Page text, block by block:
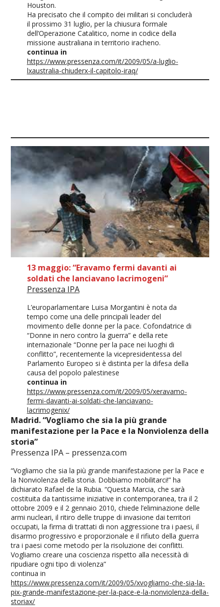
Houston.
Ha precisato che il compito dei militari si concluderà
il prossimo 31 luglio, per la chiusura formale
dell’Operazione Catalitico, nome in codice della
missione australiana in territorio iracheno.
continua in
https://www.pressenza.com/it/2009/05/a-luglio-
lxaustralia-chiuderx-il-capitolo-iraq/
13 maggio: “Eravamo fermi davanti ai
soldati che lanciavano lacrimogeni”
Pressenza IPA
L’europarlamentare Luisa Morgantini è nota da
tempo come una delle principali leader del
movimento delle donne per la pace. Cofondatrice di
“Donne in nero contro la guerra” e della rete
internazionale “Donne per la pace nei luoghi di
conflitto”, recentemente la vicepresidentessa del
Parlamento Europeo si è distinta per la difesa della
causa del popolo palestinese
continua in
https://www.pressenza.com/it/2009/05/xeravamo-
fermi-davanti-ai-soldati-che-lanciavano-
lacrimogenix/
Madrid. “Vogliamo che sia la più grande
manifestazione per la Pace e la Nonviolenza della
storia”
Pressenza IPA – pressenza.com
“Vogliamo che sia la più grande manifestazione per la Pace e
la Nonviolenza della storia. Dobbiamo mobilitarci!” ha
dichiarato Rafael de la Rubia. “Questa Marcia, che sarà
costituita da tantissime iniziative in contemporanea, tra il 2
ottobre 2009 e il 2 gennaio 2010, chiede l’eliminazione delle
armi nucleari, il ritiro delle truppe di invasione dai territori
occupati, la firma di trattati di non aggressione tra i paesi, il
disarmo progressivo e proporzionale e il rifiuto della guerra
tra i paesi come metodo per la risoluzione dei conflitti.
Vogliamo creare una coscienza rispetto alla necessità di
ripudiare ogni tipo di violenza”
continua in
https://www.pressenza.com/it/2009/05/xvogliamo-che-sia-la-
pix-grande-manifestazione-per-la-pace-e-la-nonviolenza-della-
storiax/